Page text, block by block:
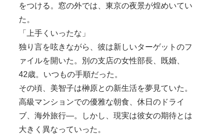
をつける。窓の外では、東京の夜景が煌めいてい
た。
「上手くいったな」
独り言を呟きながら、彼は新しいターゲットのフ
ァイルを開いた。別の支店の女性部長、既婚、
42歳。いつもの手順だった。
その頃、美智子は榊原との新生活を夢見ていた。
高級マンションでの優雅な朝食、休日のドライ
ブ、海外旅行―。しかし、現実は彼女の期待とは
大きく異なっていった。